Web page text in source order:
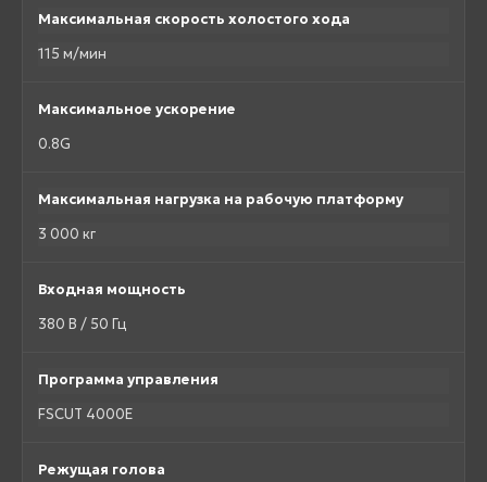
Максимальная скорость холостого хода
115 м/мин
Максимальное ускорение
0.8G
Максимальная нагрузка на рабочую платформу
3 000 кг
Входная мощность
380 В / 50 Гц
Программа управления
FSCUT 4000E
Режущая голова